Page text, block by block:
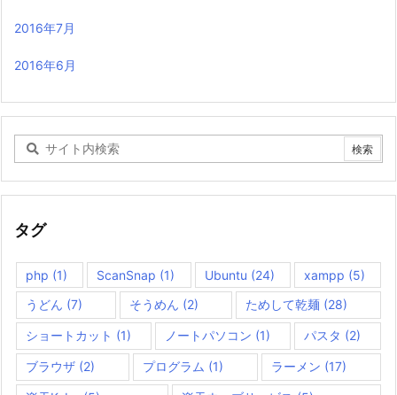
2016年7月
2016年6月
タグ
php (1) ScanSnap (1) Ubuntu (24) xampp (5)
うどん (7) そうめん (2) ためして乾麺 (28)
ショートカット (1) ノートパソコン (1) パスタ (2)
ブラウザ (2) プログラム (1) ラーメン (17)